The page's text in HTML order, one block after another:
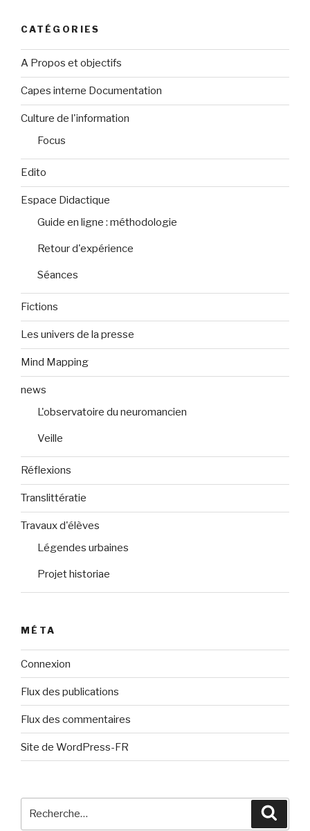
CATÉGORIES
A Propos et objectifs
Capes interne Documentation
Culture de l'information
Focus
Edito
Espace Didactique
Guide en ligne : méthodologie
Retour d'expérience
Séances
Fictions
Les univers de la presse
Mind Mapping
news
L'observatoire du neuromancien
Veille
Réflexions
Translittératie
Travaux d'élèves
Légendes urbaines
Projet historiae
MÉTA
Connexion
Flux des publications
Flux des commentaires
Site de WordPress-FR